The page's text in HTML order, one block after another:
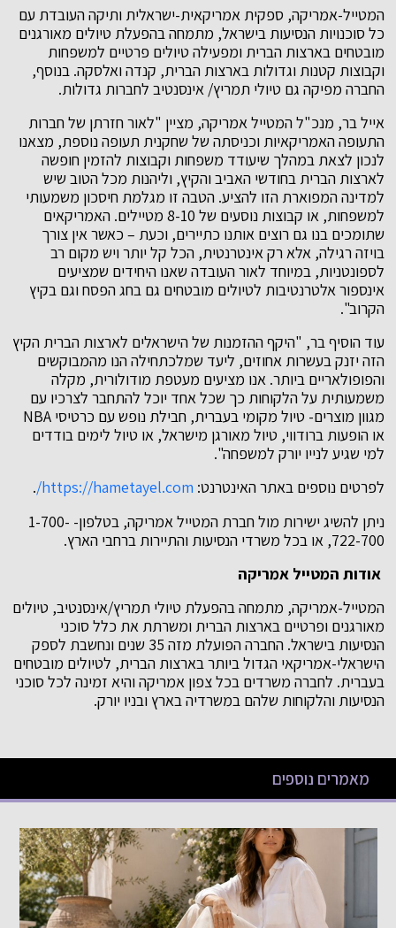
המטייל-אמריקה, ספקית אמריקאית-ישראלית ותיקה העובדת עם
כל סוכנויות הנסיעות בישראל, מתמחה בהפעלת טיולים מאורגנים
מובטחים בארצות הברית ומפעילה טיולים פרטיים למשפחות
וקבוצות קטנות וגדולות בארצות הברית, קנדה ואלסקה. בנוסף,
החברה מפיקה גם טיולי תמריץ/ אינסנטיב לחברות גדולות.
אייל בר, מנכ"ל המטייל אמריקה, מציין "לאור חזרתן של חברות
התעופה האמריקאיות וכניסתה של שחקנית תעופה נוספת, מצאנו
לנכון לצאת במהלך שיעודד משפחות וקבוצות להזמין חופשה
לארצות הברית בחודשי האביב והקיץ, וליהנות מכל הטוב שיש
למדינה המפוארת הזו להציע. הטבה זו מגלמת חיסכון משמעותי
למשפחות, או קבוצות נוסעים של 8-10 מטיילים. האמריקאים
שתומכים בנו גם רוצים אותנו כתיירים, וכעת – כאשר אין צורך
בויזה רגילה, אלא רק אינטרנטית, הכל קל יותר ויש מקום רב
לספונטניות, במיוחד לאור העובדה שאנו היחידים שמציעים
אינספור אלטרנטיבות לטיולים מובטחים גם בחג הפסח וגם בקיץ
הקרוב".
עוד הוסיף בר, "היקף ההזמנות של הישראלים לארצות הברית הקיץ
הזה יזנק בעשרות אחוזים, ליעד שמלכתחילה הנו מהמבוקשים
והפופולאריים ביותר. אנו מציעים מעטפת מודולורית, מקלה
משמעותית על הלקוחות כך שכל אחד יוכל להתחבר לצרכיו עם
מגוון מוצרים- טיול מקומי בעברית, חבילת נופש עם כרטיסי NBA
או הופעות ברודווי, טיול מאורגן מישראל, או טיול לימים בודדים
למי שגיע לנייו יורק למשפחה".
לפרטים נוספים באתר האינטרנט: https://hametayel.com/
.
ניתן להשיג ישירות מול חברת המטייל אמריקה, בטלפון- 1-700-
722-700, או בכל משרדי הנסיעות והתיירות ברחבי הארץ.
אודות המטייל אמריקה
המטייל-אמריקה, מתמחה בהפעלת טיולי תמריץ/אינסנטיב, טיולים
מאורגנים ופרטיים בארצות הברית ומשרתת את כלל סוכני
הנסיעות בישראל. החברה הפועלת מזה 35 שנים ונחשבת לספק
הישראלי-אמריקאי הגדול ביותר בארצות הברית, לטיולים מובטחים
בעברית. לחברה משרדים בכל צפון אמריקה והיא זמינה לכל סוכני
הנסיעות והלקוחות שלהם במשרדיה בארץ ובניו יורק.
מאמרים נוספים